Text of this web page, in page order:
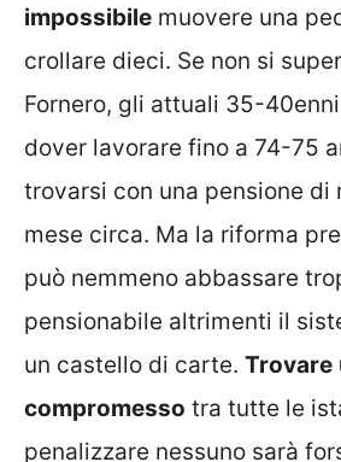
impossibile muovere una
crollare dieci. Se non si
Fornero, gli attuali 35-
dover lavorare fino a 74-75
trovarsi con una pensione di
mese circa. Ma la riforma
può nemmeno abbassare
pensionabile altrimenti il
un castello di carte. Trovare
compromesso tra tutte le
penalizzare nessuno sarà